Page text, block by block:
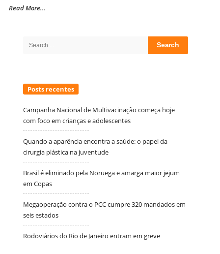
Read More...
Posts recentes
Campanha Nacional de Multivacinação começa hoje
com foco em crianças e adolescentes
Quando a aparência encontra a saúde: o papel da
cirurgia plástica na juventude
Brasil é eliminado pela Noruega e amarga maior jejum
em Copas
Megaoperação contra o PCC cumpre 320 mandados em
seis estados
Rodoviários do Rio de Janeiro entram em greve